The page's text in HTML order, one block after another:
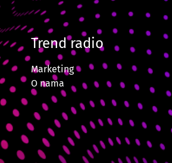
Trend radio
Marketing
O nama